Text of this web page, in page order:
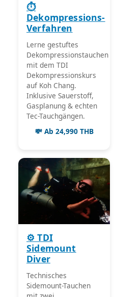
⏱️
Dekompressions-
Verfahren
Lerne gestuftes
Dekompressionstauchen
mit dem TDI
Dekompressionskurs
auf Koh Chang.
Inklusive Sauerstoff,
Gasplanung & echten
Tec-Tauchgängen.
💸 Ab 24,990 THB
⚙️ TDI
Sidemount
Diver
Technisches
Sidemount-Tauchen